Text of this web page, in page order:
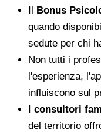
Il Bonus
quando
sedute per chi
Non tutti i
l'esperienza,
influiscono sul
I consultori
del territorio